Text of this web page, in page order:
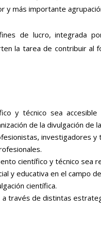
y más importante
de lucro, integrada
la tarea de contribuir
y técnico sea
de la divulgación
investigadores
científico y técnico sea
y educativa en el campo
científica.
través de distintas